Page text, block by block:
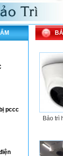
pccc
Bảo trì